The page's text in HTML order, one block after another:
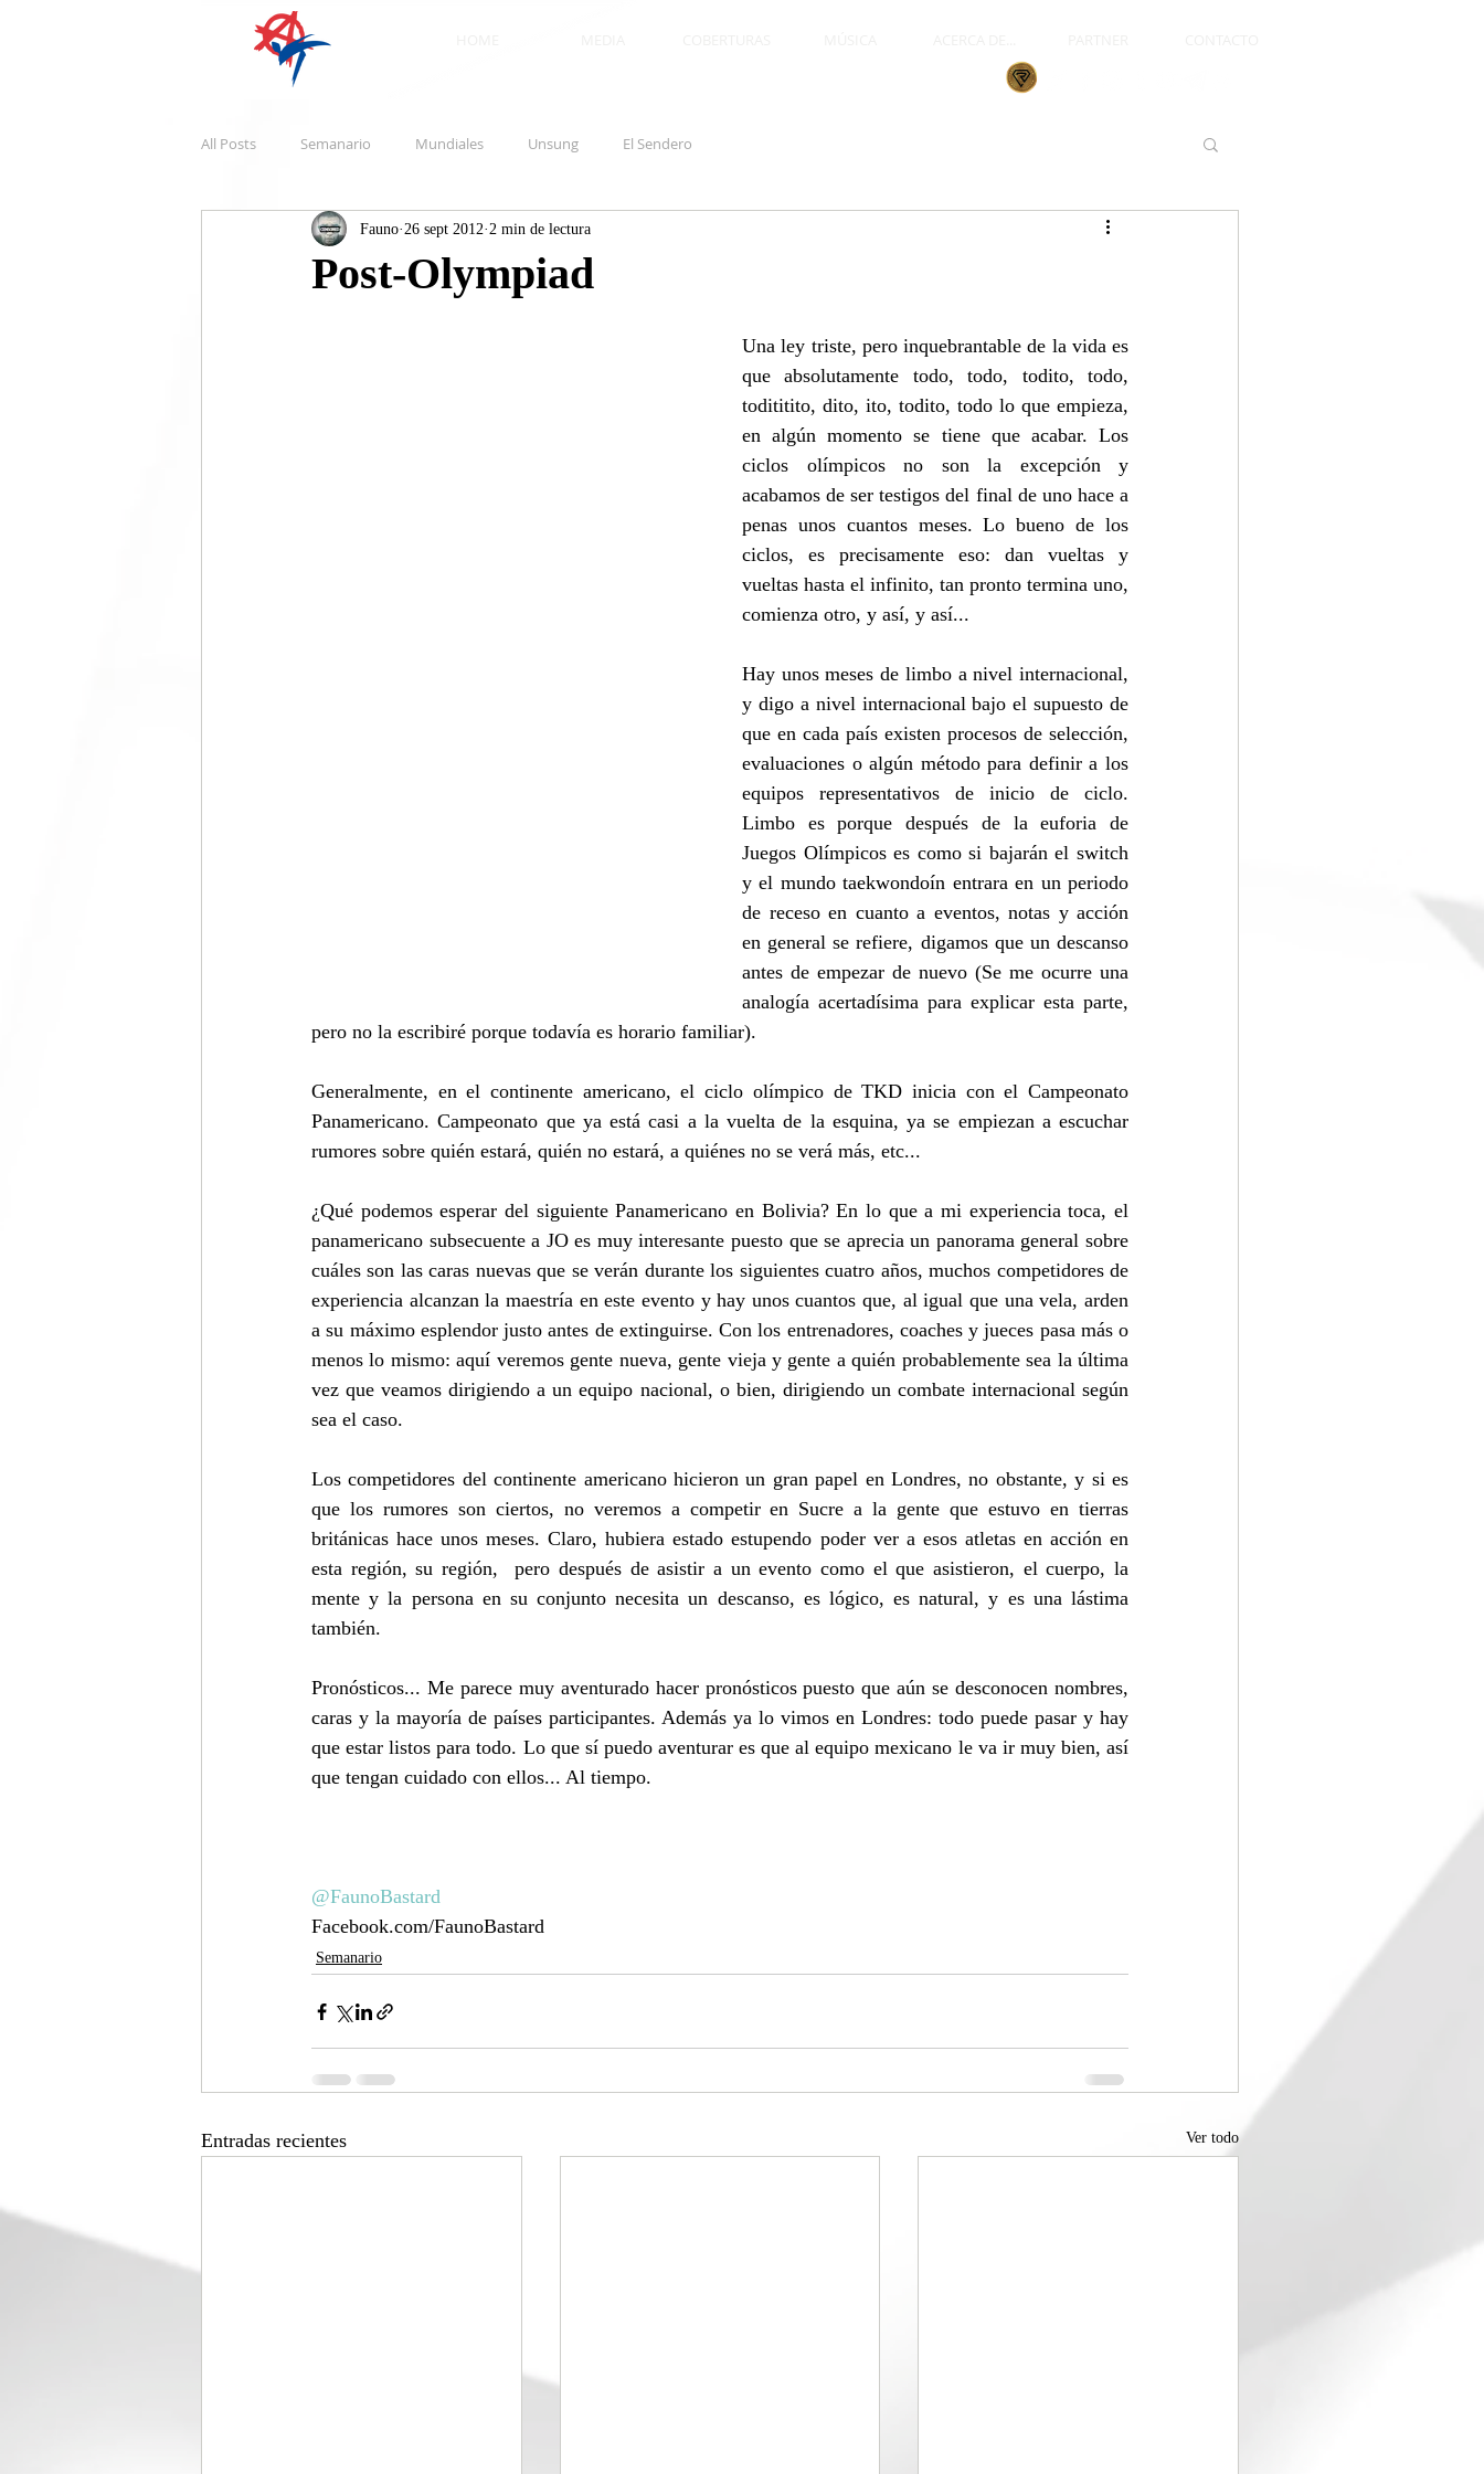
All Posts Semanario Mundiales Unsung El Sendero
Post-Olympiad
Fauno 26 sept 2012 2 min de lectura
Una ley triste, pero inquebrantable de la vida es
que absolutamente todo, todo, todito, todo,
todititito, dito, ito, todito, todo lo que empieza,
en algún momento se tiene que acabar. Los
ciclos olímpicos no son la excepción y
acabamos de ser testigos del final de uno hace a
penas unos cuantos meses. Lo bueno de los
ciclos, es precisamente eso: dan vueltas y
vueltas hasta el infinito, tan pronto termina uno,
comienza otro, y así, y así...
Hay unos meses de limbo a nivel internacional,
y digo a nivel internacional bajo el supuesto de
que en cada país existen procesos de selección,
evaluaciones o algún método para definir a los
equipos representativos de inicio de ciclo.
Limbo es porque después de la euforia de
Juegos Olímpicos es como si bajarán el switch
y el mundo taekwondoín entrara en un periodo
de receso en cuanto a eventos, notas y acción
en general se refiere, digamos que un descanso
antes de empezar de nuevo (Se me ocurre una
analogía acertadísima para explicar esta parte,
pero no la escribiré porque todavía es horario familiar).
Generalmente, en el continente americano, el ciclo olímpico de TKD inicia con el Campeonato
Panamericano. Campeonato que ya está casi a la vuelta de la esquina, ya se empiezan a escuchar
rumores sobre quién estará, quién no estará, a quiénes no se verá más, etc...
¿Qué podemos esperar del siguiente Panamericano en Bolivia? En lo que a mi experiencia toca, el
panamericano subsecuente a JO es muy interesante puesto que se aprecia un panorama general sobre
cuáles son las caras nuevas que se verán durante los siguientes cuatro años, muchos competidores de
experiencia alcanzan la maestría en este evento y hay unos cuantos que, al igual que una vela, arden
a su máximo esplendor justo antes de extinguirse. Con los entrenadores, coaches y jueces pasa más o
menos lo mismo: aquí veremos gente nueva, gente vieja y gente a quién probablemente sea la última
vez que veamos dirigiendo a un equipo nacional, o bien, dirigiendo un combate internacional según
sea el caso.
Los competidores del continente americano hicieron un gran papel en Londres, no obstante, y si es
que los rumores son ciertos, no veremos a competir en Sucre a la gente que estuvo en tierras
británicas hace unos meses. Claro, hubiera estado estupendo poder ver a esos atletas en acción en
esta región, su región,  pero después de asistir a un evento como el que asistieron, el cuerpo, la
mente y la persona en su conjunto necesita un descanso, es lógico, es natural, y es una lástima
también.
Pronósticos... Me parece muy aventurado hacer pronósticos puesto que aún se desconocen nombres,
caras y la mayoría de países participantes. Además ya lo vimos en Londres: todo puede pasar y hay
que estar listos para todo. Lo que sí puedo aventurar es que al equipo mexicano le va ir muy bien, así
que tengan cuidado con ellos... Al tiempo.
@FaunoBastard
Facebook.com/FaunoBastard
Semanario
Entradas recientes Ver todo